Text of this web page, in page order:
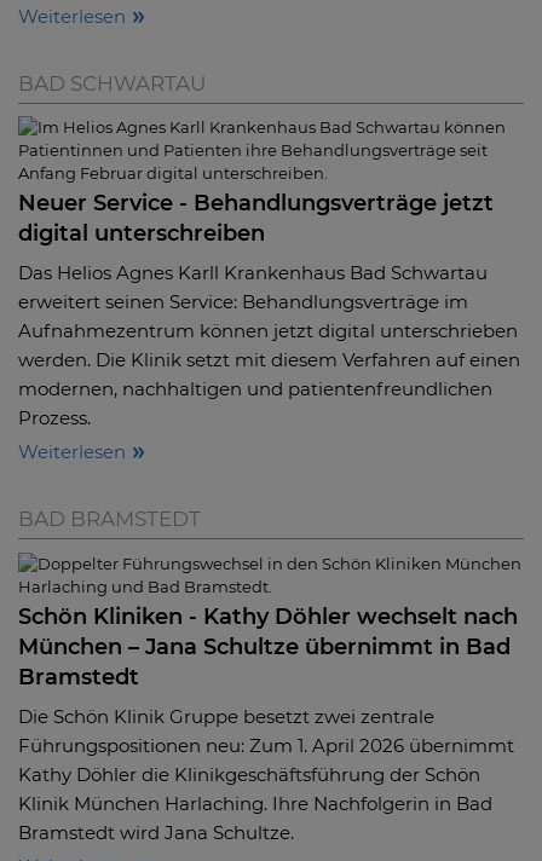
Weiterlesen
BAD SCHWARTAU
Neuer Service - Behandlungsverträge jetzt
digital unterschreiben
Das Helios Agnes Karll Krankenhaus Bad Schwartau
erweitert seinen Service: Behandlungsverträge im
Aufnahmezentrum können jetzt digital unterschrieben
werden. Die Klinik setzt mit diesem Verfahren auf einen
modernen, nachhaltigen und patientenfreundlichen
Prozess.
Weiterlesen
BAD BRAMSTEDT
Schön Kliniken - Kathy Döhler wechselt nach
München – Jana Schultze übernimmt in Bad
Bramstedt
Die Schön Klinik Gruppe besetzt zwei zentrale
Führungspositionen neu: Zum 1. April 2026 übernimmt
Kathy Döhler die Klinikgeschäftsführung der Schön
Klinik München Harlaching. Ihre Nachfolgerin in Bad
Bramstedt wird Jana Schultze.